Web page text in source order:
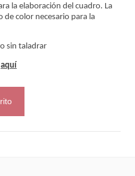
la elaboración del cuadro. La
de color necesario para la
sin taladrar
aquí